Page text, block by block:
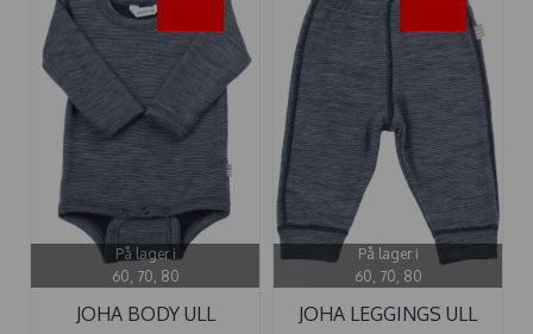
På lager i
60, 70, 80
JOHA BODY ULL
På lager i
60, 70, 80
JOHA LEGGINGS ULL